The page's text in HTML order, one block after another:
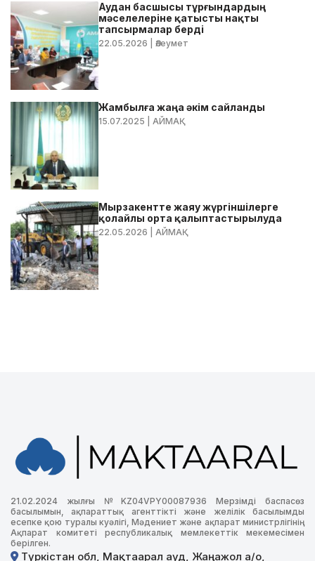
Аудан басшысы тұрғындардың
мәселелеріне қатысты нақты
тапсырмалар берді
22.05.2026 | Әлеумет
Жамбылға жаңа әкім сайланды
15.07.2025 | АЙМАҚ
Мырзакентте жаяу жүргіншілерге
қолайлы орта қалыптастырылуда
22.05.2026 | АЙМАҚ
21.02.2024 жылғы №KZ04VPY00087936 Мерзімді баспасөз
басылымын, ақпараттық агенттікті және желілік басылымды
есепке қою туралы куәлігі, Мәдениет және ақпарат министрлігінің
Ақпарат комитеті республикалық мемлекеттік мекемесімен
берілген.
Түркістан обл, Мақтаарал ауд, Жаңажол а/о,